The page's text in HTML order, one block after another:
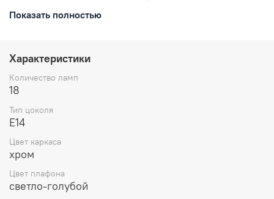
Идеально подходит для гостиной, спальни или кухни.
Показать полностью
Характеристики
Количество ламп
18
Тип цоколя
E14
Цвет каркаса
хром
Цвет плафона
светло-голубой